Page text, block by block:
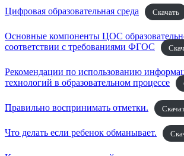
Цифровая образовательная среда Скачать
Основные компоненты ЦОС
соответствии с требованиями ФГОС
Рекомендации по использованию
технологий в образовательном процессе
Правильно воспринимать отметки.
Что делать если ребенок обманывает.